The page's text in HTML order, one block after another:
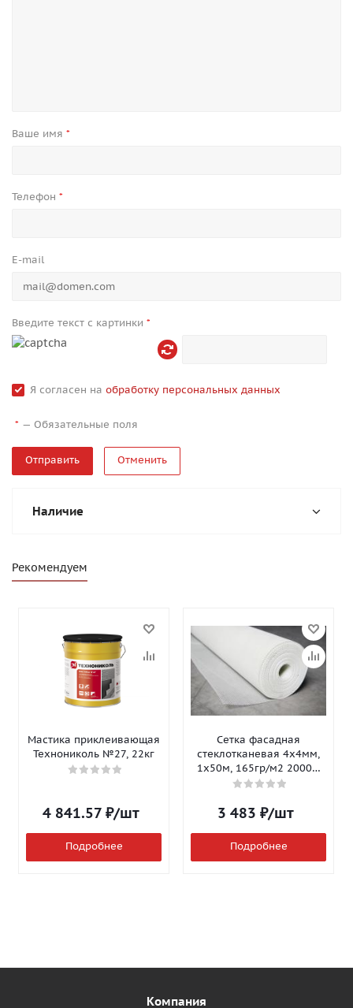
Ваше имя *
Телефон *
E-mail
Введите текст с картинки *
Я согласен на обработку персональных данных
* — Обязательные поля
Отменить
Наличие
Рекомендуем
Мастика приклеивающая
Технониколь №27, 22кг
4 841.57 ₽/шт
Подробнее
Сетка фасадная
стеклотканевая 4х4мм,
1х50м, 165гр/м2 2000Н
Isomax-165
3 483 ₽/шт
Подробнее
Компания